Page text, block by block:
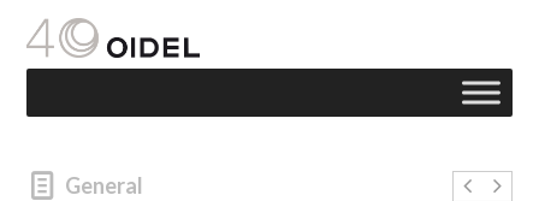
General